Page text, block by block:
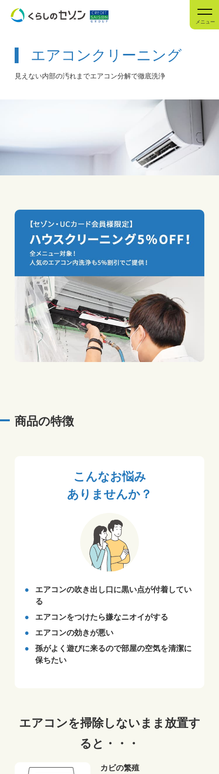
メニュー
エアコンクリーニング
見えない内部の汚れまでエアコン分解で徹底洗浄
商品の特徴
こんなお悩み
ありませんか？
エアコンの吹き出し口に黒い点が付着してい
る
エアコンをつけたら嫌なニオイがする
エアコンの効きが悪い
孫がよく遊びに来るので部屋の空気を清潔に
保ちたい
エアコンを掃除しないまま放置す
ると・・・
カビの繁殖